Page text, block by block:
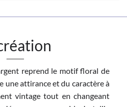
reprend le motif floral de
une attirance et du caractère à
vintage tout en changeant